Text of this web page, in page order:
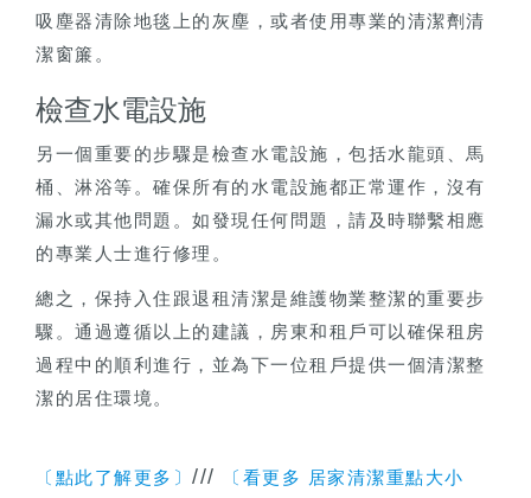
吸塵器清除地毯上的灰塵，或者使用專業的清潔劑清
潔窗簾。
檢查水電設施
另一個重要的步驟是檢查水電設施，包括水龍頭、馬
桶、淋浴等。確保所有的水電設施都正常運作，沒有
漏水或其他問題。如發現任何問題，請及時聯繫相應
的專業人士進行修理。
總之，保持入住跟退租清潔是維護物業整潔的重要步
驟。通過遵循以上的建議，房東和租戶可以確保租房
過程中的順利進行，並為下一位租戶提供一個清潔整
潔的居住環境。
〔點此了解更多〕 ///
〔看更多 居家清潔重點大小